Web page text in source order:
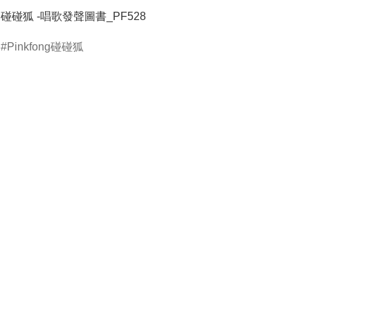
碰碰狐 -唱歌發聲圖書_PF528
Pinkfong碰碰狐